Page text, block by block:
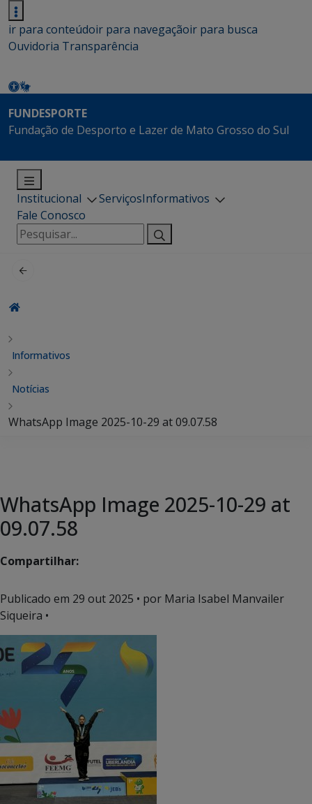
ir para conteúdoir para navegaçãoir para busca
Ouvidoria Transparência
FUNDESPORTE
Fundação de Desporto e Lazer de Mato Grosso do Sul
Institucional ServiçosInformativos
Fale Conosco
Pesquisar
por:
Informativos
Notícias
WhatsApp Image 2025-10-29 at 09.07.58
WhatsApp Image 2025-10-29 at
09.07.58
Compartilhar:
Publicado em 29 out 2025 • por Maria Isabel Manvailer
Siqueira •